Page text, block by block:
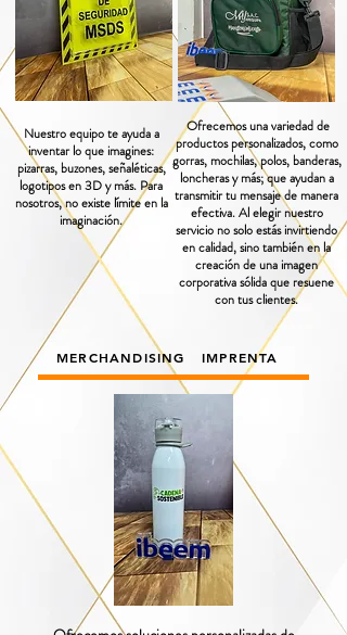
Nuestro equipo te ayuda a
inventar lo que imagines:
pizarras, buzones, señaléticas,
logotipos en 3D y más. Para
nosotros, no existe límite en la
imaginación.
Ofrecemos una variedad de
productos personalizados, como
gorras, mochilas, polos, banderas,
loncheras y más; que ayudan a
transmitir tu mensaje de manera
efectiva. Al elegir nuestro
servicio no solo estás invirtiendo
en calidad, sino también en la
creación de una imagen
corporativa sólida que resuene
con tus clientes.
MERCHANDISING IMPRENTA